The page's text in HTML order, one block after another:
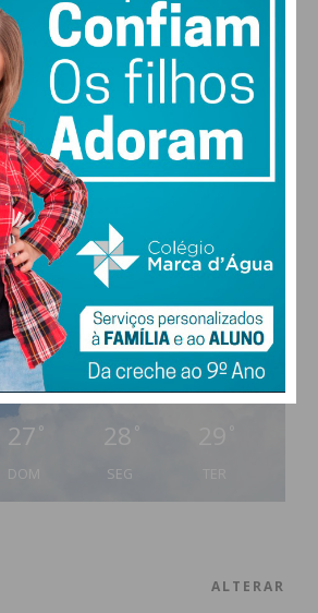
PAÇOS DE FERREIRA
86% humidade
vento: 1m/s E
MAX 18 • MIN 18
27 °
DOM
28 °
SEG
ALTERAR